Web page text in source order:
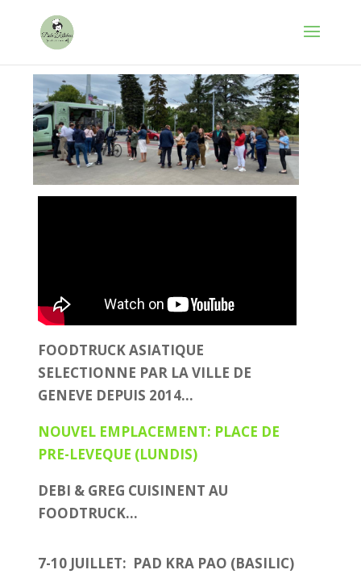
FOODTRUCK ASIATIQUE
SELECTIONNE PAR LA VILLE DE
GENEVE DEPUIS 2014…
NOUVEL EMPLACEMENT: PLACE DE
PRE-LEVEQUE (LUNDIS)
DEBI & GREG CUISINENT AU
FOODTRUCK…
7-10 JUILLET: PAD KRA PAO (BASILIC)